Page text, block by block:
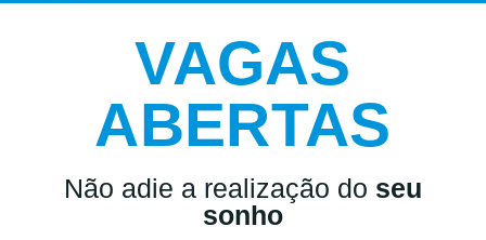
VAGAS
ABERTAS
Não adie a realização do seu
sonho